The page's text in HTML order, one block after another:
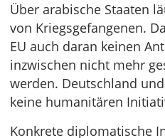
Über arabische Staaten
von Kriegsgefangenen.
EU auch daran keinen
inzwischen nicht mehr
werden. Deutschland
keine humanitären
Konkrete diplomatische